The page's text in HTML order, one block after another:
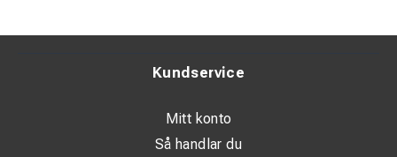
Kundservice
Mitt konto
Så handlar du